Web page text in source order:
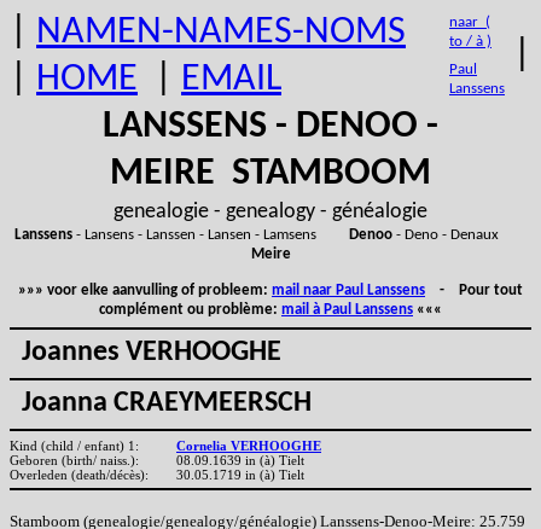
NAMEN-NAMES-NOMS
HOME EMAIL
naar (
to / à )
Paul
Lanssens
LANSSENS - DENOO -
MEIRE STAMBOOM
genealogie - genealogy - généalogie
Lanssens- Lansens - Lanssen - Lansen - Lamsens Denoo- Deno - Denaux
Meire
»»» voor elke aanvulling of probleem: mail naar Paul Lanssens - Pour tout
complément ou problème: mail à Paul Lanssens «««
Joannes VERHOOGHE
Joanna CRAEYMEERSCH
Kind (child / enfant) 1:
Cornelia VERHOOGHE
Geboren (birth/ naiss.):
08.09.1639 in (à) Tielt
Overleden (death/décès):
30.05.1719 in (à) Tielt
Stamboom (genealogie/genealogy/généalogie) Lanssens-Denoo-Meire: 25.759